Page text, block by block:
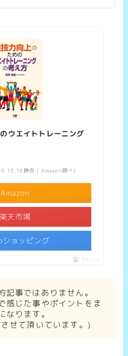
ウエイトトレーニング
13:18時点 | Amazon調べ）
Amazon
楽天市場
ショッピング
ポチップ
記事ではありません。
感じた事やポイントをま
なります。
せて頂いています。)